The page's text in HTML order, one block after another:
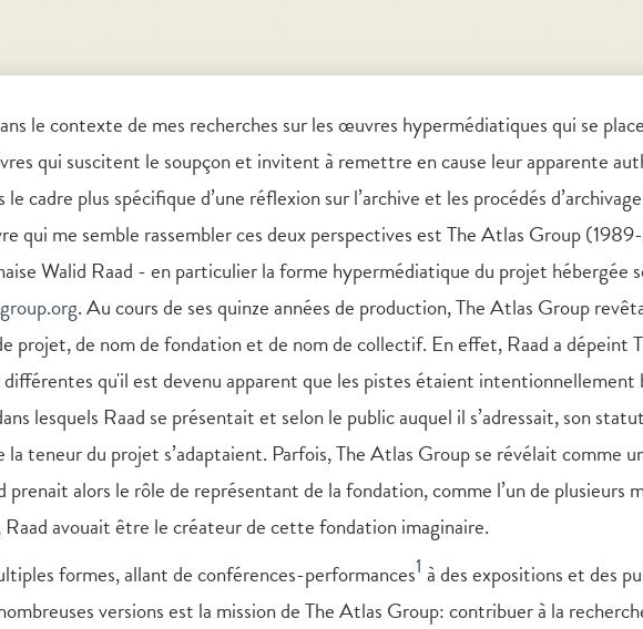
le contexte de mes recherches sur les œuvres hypermédiatiques qui se
qui suscitent le soupçon et invitent à remettre en cause leur apparente
cadre plus spécifique d’une réflexion sur l’archive et les procédés
qui me semble rassembler ces deux perspectives est The Atlas Group
Walid Raad - en particulier la forme hypermédiatique du projet hébergée
. Au cours de ses quinze années de production, The Atlas Group
projet, de nom de fondation et de nom de collectif. En effet, Raad a dépeint
différentes qu'il est devenu apparent que les pistes étaient intentionnellement
lesquels Raad se présentait et selon le public auquel il s’adressait, son
teneur du projet s’adaptaient. Parfois, The Atlas Group se révélait comme
alors le rôle de représentant de la fondation, comme l’un de plusieurs
avouait être le créateur de cette fondation imaginaire.
formes, allant de conférences-performances1 à des expositions et des
versions est la mission de The Atlas Group: contribuer à la